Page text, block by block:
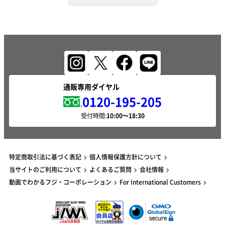
通販専用ダイヤル
0120-195-205
受付時間:
特定商取引法に基づく表記
個人情報保護方針について
当サイトのご利用について
よくあるご質問
会社情報
動画でわかるフジ・コーポレーション
For International Customers